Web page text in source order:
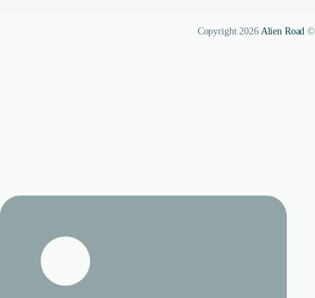
© Copyright 2026
Alien Road